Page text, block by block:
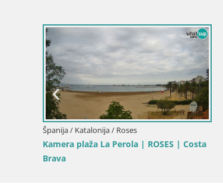
Španija / Katalonija / Roses
Kamera plaža La Perola | ROSES | Costa
Brava